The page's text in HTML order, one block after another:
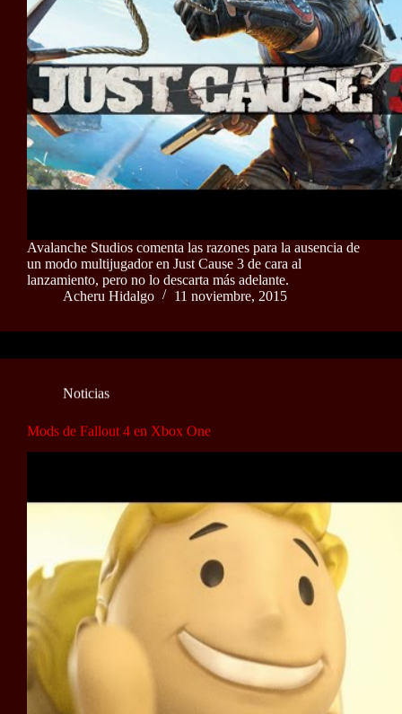
Avalanche Studios comenta las razones para la ausencia de
un modo multijugador en Just Cause 3 de cara al
lanzamiento, pero no lo descarta más adelante.
Acheru Hidalgo
11 noviembre, 2015
Noticias
Mods de Fallout 4 en Xbox One